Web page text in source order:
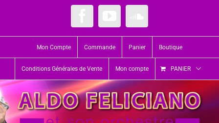
Mon Compte Commande Panier Boutique
Conditions Générales de Vente Mon compte PANIER